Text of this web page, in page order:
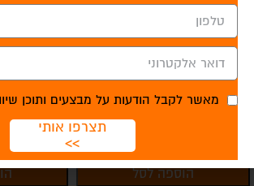
אמבו מתקפל
הוספה לסל
סקשן ידני
₪120.00
מאשר לקבל הודעות על מבצעים ותוכן
תצרפו אותי
>>